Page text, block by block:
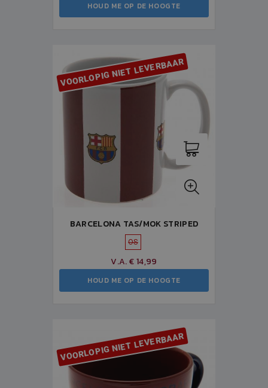
HOUD ME OP DE HOOGTE
VOORLOPIG NIET LEVERBAAR
BARCELONA TAS/MOK STRIPED
OS
V.A. € 14,99
HOUD ME OP DE HOOGTE
VOORLOPIG NIET LEVERBAAR